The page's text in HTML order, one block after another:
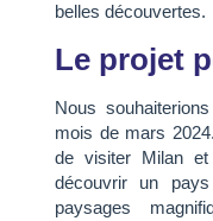
belles découvertes.
Le projet
Nous
mois de mars
de visiter Milan
découvrir un
paysages